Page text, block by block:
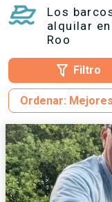
Los
alquilar
Roo
Filtro